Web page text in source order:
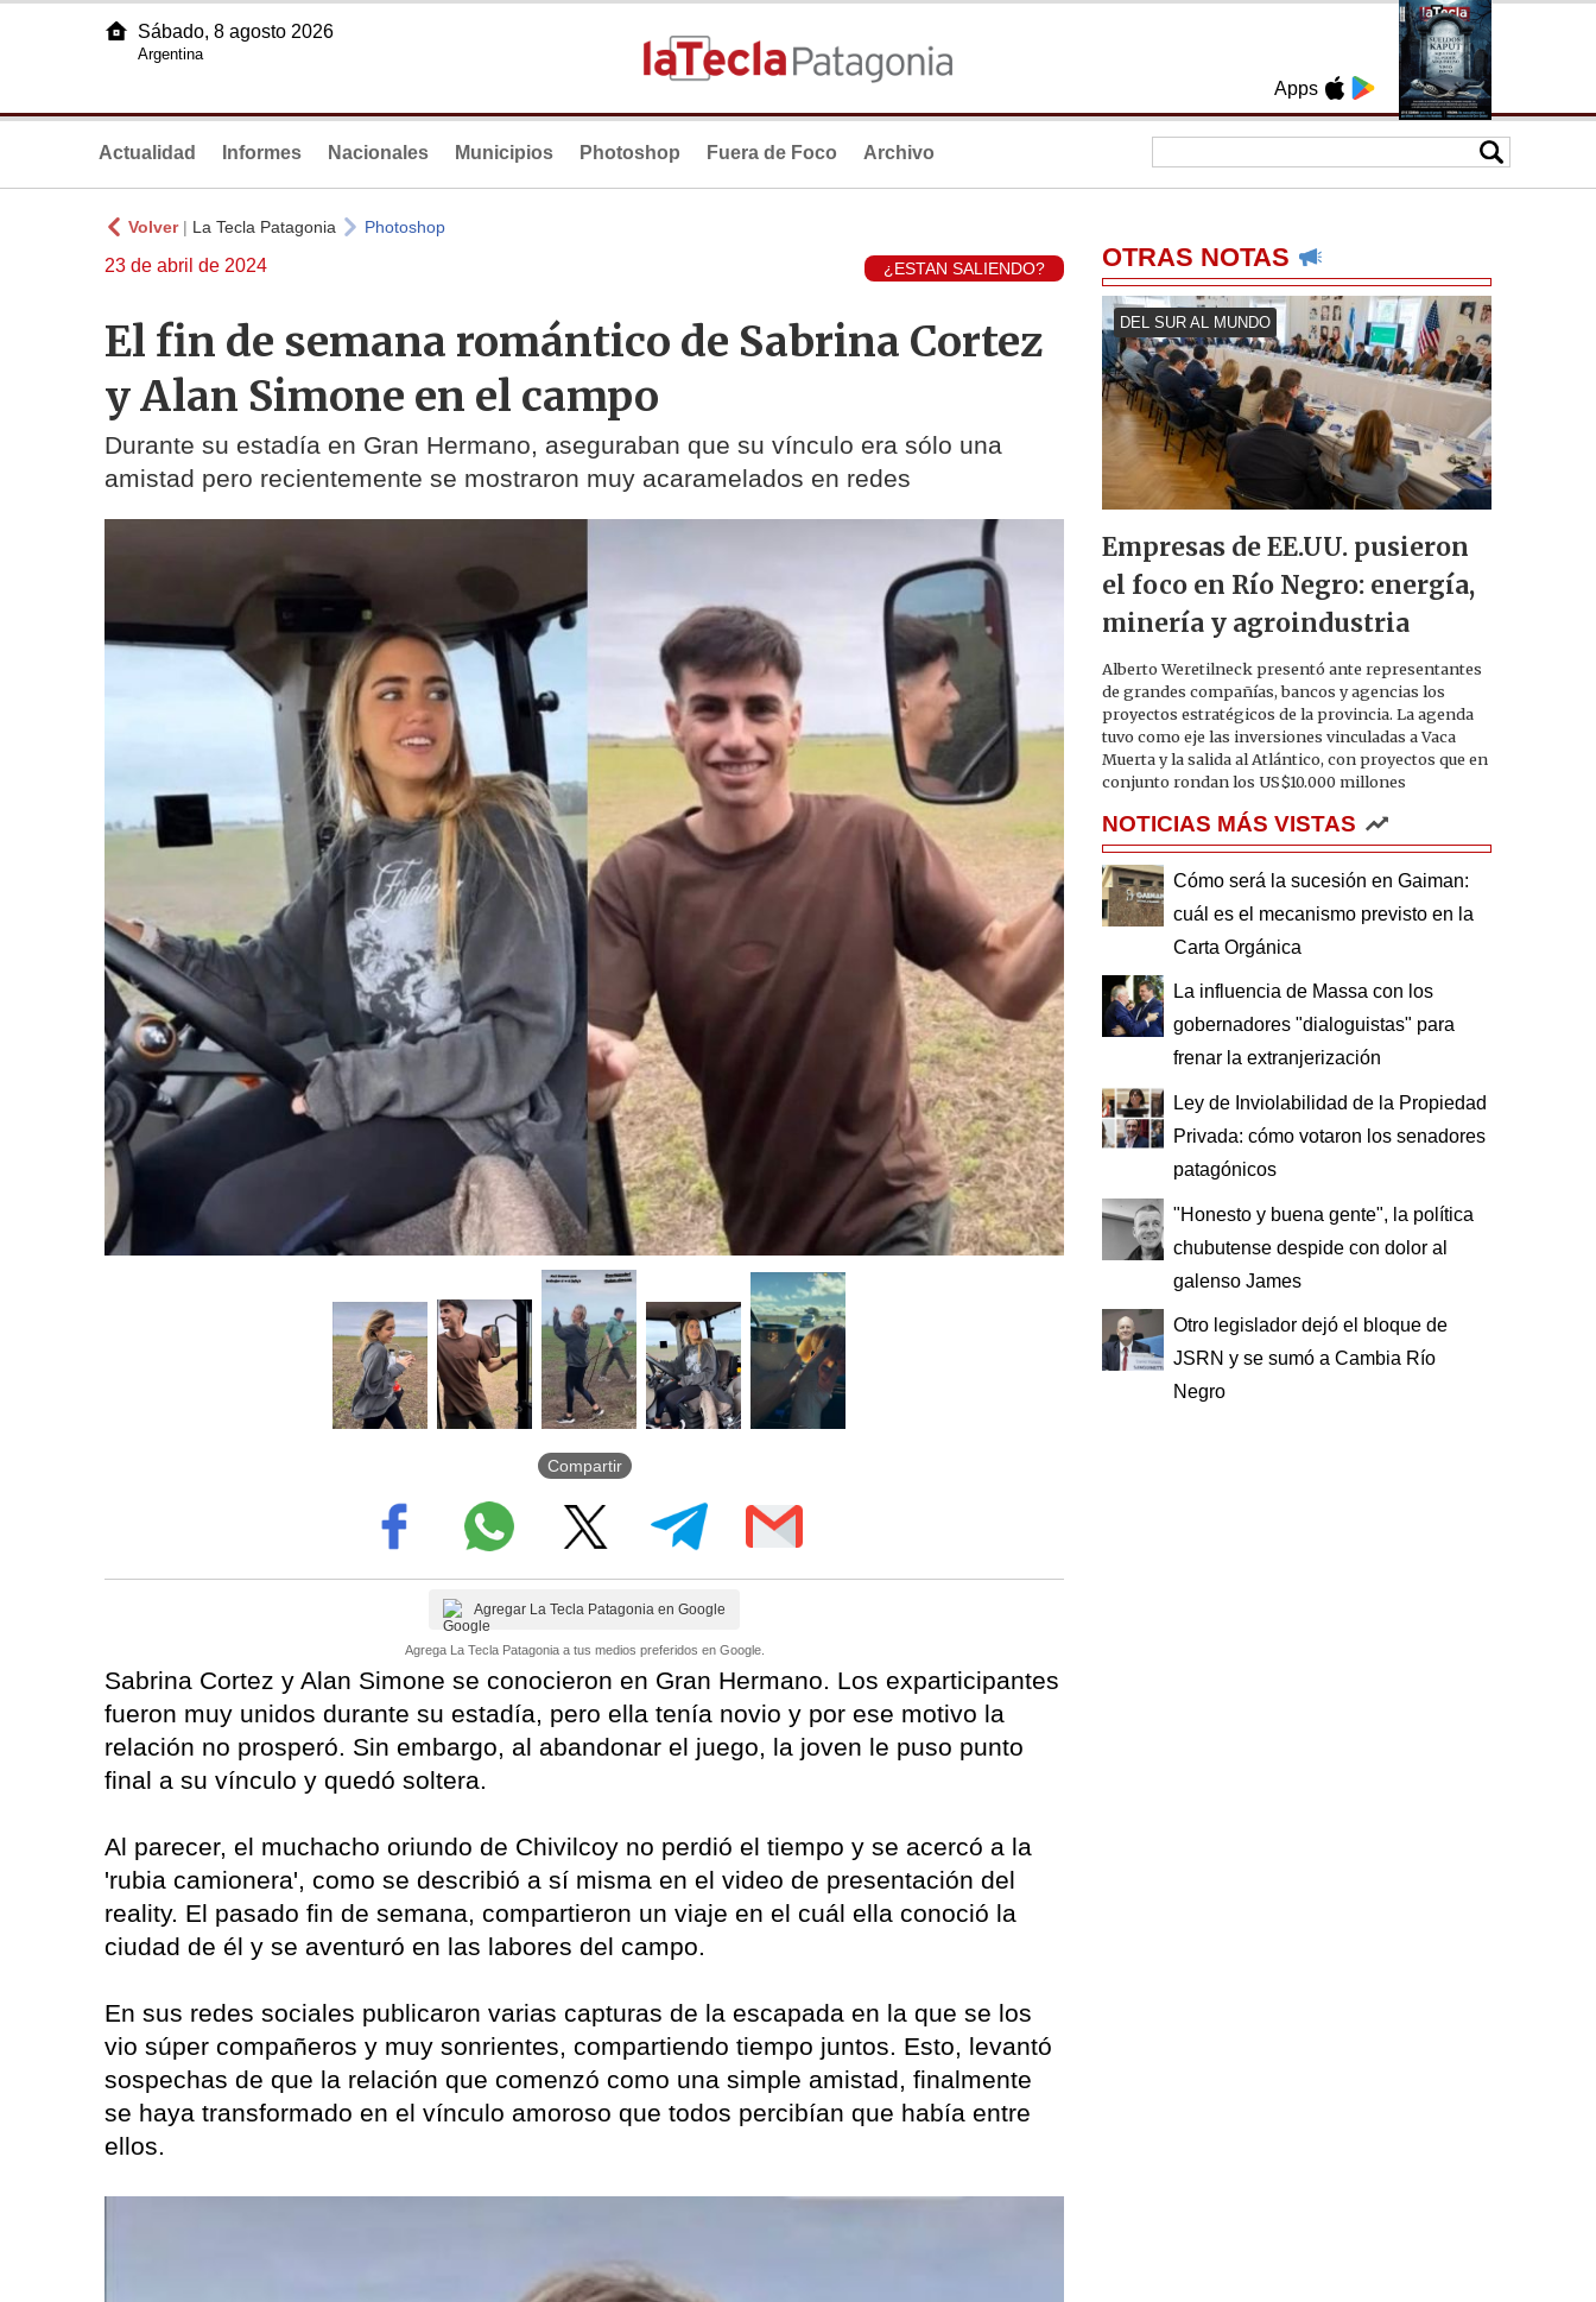
Apps
Sábado, 8 agosto 2026
Argentina
Actualidad Informes Nacionales Municipios Photoshop Fuera de Foco Archivo
Volver| La Tecla Patagonia Photoshop
23 de abril de 2024 ¿ESTAN SALIENDO?
El fin de semana romántico de Sabrina Cortez
y Alan Simone en el campo
Durante su estadía en Gran Hermano, aseguraban que su vínculo era sólo una
amistad pero recientemente se mostraron muy acaramelados en redes
Compartir
Agregar La Tecla Patagonia en Google
Agrega La Tecla Patagonia a tus medios preferidos en Google.
Sabrina Cortez y Alan Simone se conocieron en Gran Hermano. Los exparticipantes
fueron muy unidos durante su estadía, pero ella tenía novio y por ese motivo la
relación no prosperó. Sin embargo, al abandonar el juego, la joven le puso punto
final a su vínculo y quedó soltera.
Al parecer, el muchacho oriundo de Chivilcoy no perdió el tiempo y se acercó a la
'rubia camionera', como se describió a sí misma en el video de presentación del
reality. El pasado fin de semana, compartieron un viaje en el cuál ella conoció la
ciudad de él y se aventuró en las labores del campo.
En sus redes sociales publicaron varias capturas de la escapada en la que se los
vio súper compañeros y muy sonrientes, compartiendo tiempo juntos. Esto, levantó
sospechas de que la relación que comenzó como una simple amistad, finalmente
se haya transformado en el vínculo amoroso que todos percibían que había entre
ellos.
OTRAS NOTAS
DEL SUR AL MUNDO
Empresas de EE.UU. pusieron
el foco en Río Negro: energía,
minería y agroindustria
Alberto Weretilneck presentó ante representantes
de grandes compañías, bancos y agencias los
proyectos estratégicos de la provincia. La agenda
tuvo como eje las inversiones vinculadas a Vaca
Muerta y la salida al Atlántico, con proyectos que en
conjunto rondan los US$10.000 millones
NOTICIAS MÁS VISTAS
Cómo será la sucesión en Gaiman:
cuál es el mecanismo previsto en la
Carta Orgánica
La influencia de Massa con los
gobernadores "dialoguistas" para
frenar la extranjerización
Ley de Inviolabilidad de la Propiedad
Privada: cómo votaron los senadores
patagónicos
"Honesto y buena gente", la política
chubutense despide con dolor al
galenso James
Otro legislador dejó el bloque de
JSRN y se sumó a Cambia Río
Negro